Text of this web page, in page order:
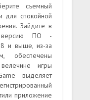
съемный
для спокойной
Зайдите в
версию ПО -
и выше, из-за
обеспечены
игры
выделяет
приложение